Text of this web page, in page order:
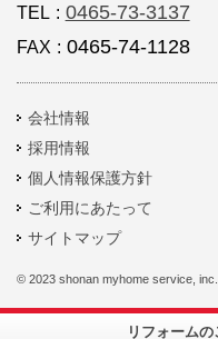
リフォーム
TEL : 0465-73-3137
FAX : 0465-74-1128
会社情報
採用情報
個人情報保護方針
ご利用にあたって
サイトマップ
© 2023 shonan myhome service,